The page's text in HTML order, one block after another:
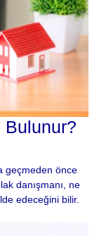
Bulunur?
geçmeden önce
danışmanı, ne
edeceğini bilir.